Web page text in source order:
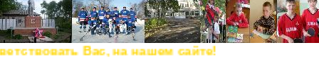
Вас, на нашем сайте!